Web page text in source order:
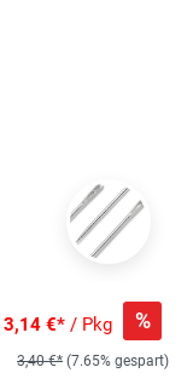
3,14 €* / Pkg %
3,40 €* (7.65% gespart)